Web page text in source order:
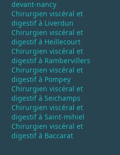
devant-nancy
Chirurgien viscéral et
digestif à Liverdun
Chirurgien viscéral et
digestif à Heillecourt
Chirurgien viscéral et
digestif à Rambervillers
Chirurgien viscéral et
digestif à Pompey
Chirurgien viscéral et
digestif à Seichamps
Chirurgien viscéral et
digestif à Saint-mihiel
Chirurgien viscéral et
digestif à Baccarat